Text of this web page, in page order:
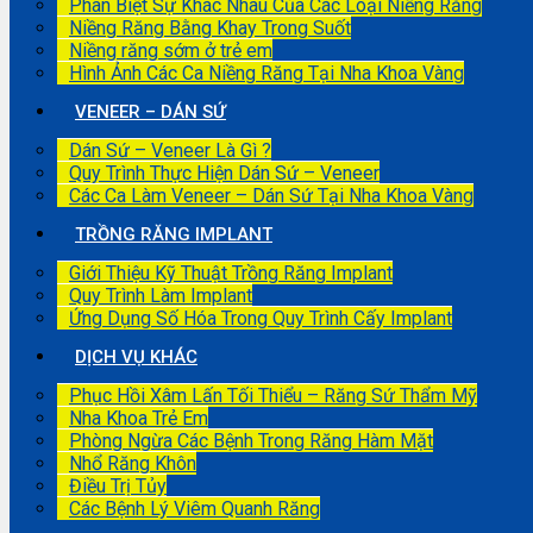
Phân Biệt Sự Khác Nhau Của Các Loại Niềng Răng
Niềng Răng Bằng Khay Trong Suốt
Niềng răng sớm ở trẻ em
Hình Ảnh Các Ca Niềng Răng Tại Nha Khoa Vàng
VENEER – DÁN SỨ
Dán Sứ – Veneer Là Gì ?
Quy Trình Thực Hiện Dán Sứ – Veneer
Các Ca Làm Veneer – Dán Sứ Tại Nha Khoa Vàng
TRỒNG RĂNG IMPLANT
Giới Thiệu Kỹ Thuật Trồng Răng Implant
Quy Trình Làm Implant
Ứng Dụng Số Hóa Trong Quy Trình Cấy Implant
DỊCH VỤ KHÁC
Phục Hồi Xâm Lấn Tối Thiểu – Răng Sứ Thẩm Mỹ
Nha Khoa Trẻ Em
Phòng Ngừa Các Bệnh Trong Răng Hàm Mặt
Nhổ Răng Khôn
Điều Trị Tủy
Các Bệnh Lý Viêm Quanh Răng